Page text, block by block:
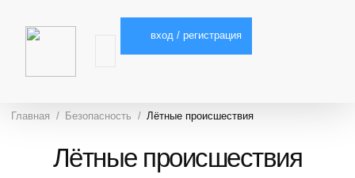
вход / регистрация
Главная Безопасность Лётные происшествия
Лётные происшествия